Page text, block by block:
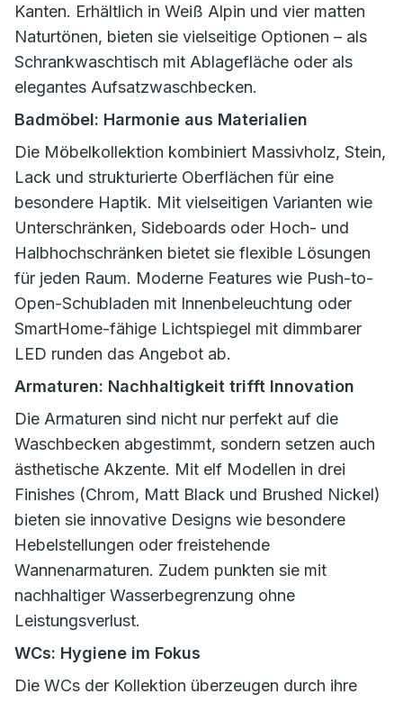
Kanten. Erhältlich in Weiß Alpin und vier matten
Naturtönen, bieten sie vielseitige Optionen – als
Schrankwaschtisch mit Ablagefläche oder als
elegantes Aufsatzwaschbecken.
Badmöbel: Harmonie aus Materialien
Die Möbelkollektion kombiniert Massivholz, Stein,
Lack und strukturierte Oberflächen für eine
besondere Haptik. Mit vielseitigen Varianten wie
Unterschränken, Sideboards oder Hoch- und
Halbhochschränken bietet sie flexible Lösungen
für jeden Raum. Moderne Features wie Push-to-
Open-Schubladen mit Innenbeleuchtung oder
SmartHome-fähige Lichtspiegel mit dimmbarer
LED runden das Angebot ab.
Armaturen: Nachhaltigkeit trifft Innovation
Die Armaturen sind nicht nur perfekt auf die
Waschbecken abgestimmt, sondern setzen auch
ästhetische Akzente. Mit elf Modellen in drei
Finishes (Chrom, Matt Black und Brushed Nickel)
bieten sie innovative Designs wie besondere
Hebelstellungen oder freistehende
Wannenarmaturen. Zudem punkten sie mit
nachhaltiger Wasserbegrenzung ohne
Leistungsverlust.
WCs: Hygiene im Fokus
Die WCs der Kollektion überzeugen durch ihre